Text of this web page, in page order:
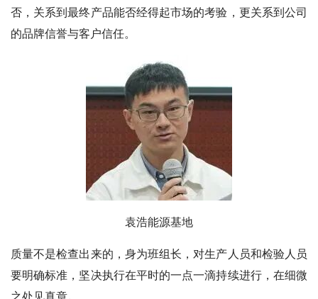
否，关系到最终产品能否经得起市场的考验，更关系到公司
的品牌信誉与客户信任。
袁浩能源基地
质量不是检查出来的，身为班组长，对生产人员和检验人员
要明确标准，坚决执行在平时的一点一滴持续进行，在细微